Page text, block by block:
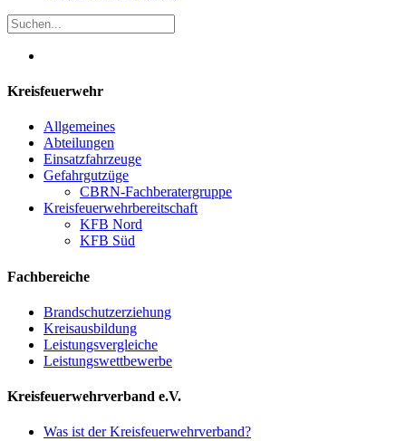
Kreisfeuerwehr
Allgemeines
Abteilungen
Einsatzfahrzeuge
Gefahrgutzüge
CBRN-Fachberatergruppe
Kreisfeuerwehrbereitschaft
KFB Nord
KFB Süd
Fachbereiche
Brandschutzerziehung
Kreisausbildung
Leistungsvergleiche
Leistungswettbewerbe
Kreisfeuerwehrverband e.V.
Was ist der Kreisfeuerwehrverband?